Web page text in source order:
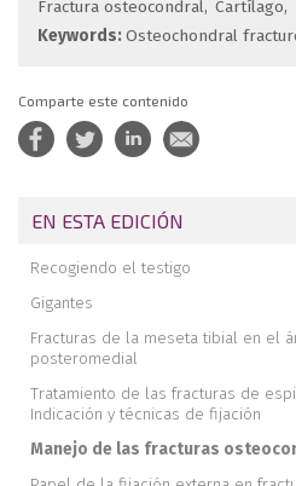
Fractura osteocondral Cartílago
Keywords:Osteochondral
Comparte este contenido
EN ESTA EDICIÓN
Recogiendo el testigo
Gigantes
Fracturas de la meseta tibial en el
posteromedial
Tratamiento de las fracturas de
Indicación y técnicas de fijación
Manejo de las fracturas